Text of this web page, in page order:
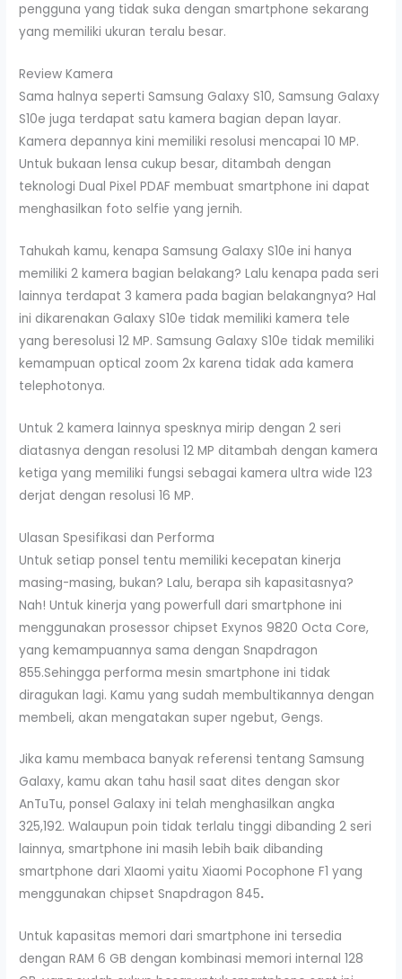
pengguna yang tidak suka dengan smartphone sekarang
yang memiliki ukuran teralu besar.
Review Kamera
Sama halnya seperti Samsung Galaxy S10, Samsung Galaxy
S10e juga terdapat satu kamera bagian depan layar.
Kamera depannya kini memiliki resolusi mencapai 10 MP.
Untuk bukaan lensa cukup besar, ditambah dengan
teknologi Dual Pixel PDAF membuat smartphone ini dapat
menghasilkan foto selfie yang jernih.
Tahukah kamu, kenapa Samsung Galaxy S10e ini hanya
memiliki 2 kamera bagian belakang? Lalu kenapa pada seri
lainnya terdapat 3 kamera pada bagian belakangnya? Hal
ini dikarenakan Galaxy S10e tidak memiliki kamera tele
yang beresolusi 12 MP. Samsung Galaxy S10e tidak memiliki
kemampuan optical zoom 2x karena tidak ada kamera
telephotonya.
Untuk 2 kamera lainnya spesknya mirip dengan 2 seri
diatasnya dengan resolusi 12 MP ditambah dengan kamera
ketiga yang memiliki fungsi sebagai kamera ultra wide 123
derjat dengan resolusi 16 MP.
Ulasan Spesifikasi dan Performa
Untuk setiap ponsel tentu memiliki kecepatan kinerja
masing-masing, bukan? Lalu, berapa sih kapasitasnya?
Nah! Untuk kinerja yang powerfull dari smartphone ini
menggunakan prosessor chipset Exynos 9820 Octa Core,
yang kemampuannya sama dengan Snapdragon
855.Sehingga performa mesin smartphone ini tidak
diragukan lagi. Kamu yang sudah membultikannya dengan
membeli, akan mengatakan super ngebut, Gengs.
Jika kamu membaca banyak referensi tentang Samsung
Galaxy, kamu akan tahu hasil saat dites dengan skor
AnTuTu, ponsel Galaxy ini telah menghasilkan angka
325,192. Walaupun poin tidak terlalu tinggi dibanding 2 seri
lainnya, smartphone ini masih lebih baik dibanding
smartphone dari XIaomi yaitu Xiaomi Pocophone F1 yang
menggunakan chipset Snapdragon 845.
Untuk kapasitas memori dari smartphone ini tersedia
dengan RAM 6 GB dengan kombinasi memori internal 128